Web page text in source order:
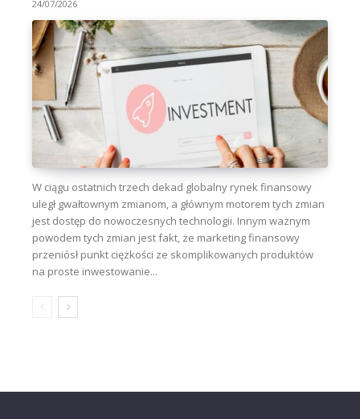
24/07/2026
W ciągu ostatnich trzech dekad globalny rynek finansowy
uległ gwałtownym zmianom, a głównym motorem tych zmian
jest dostęp do nowoczesnych technologii. Innym ważnym
powodem tych zmian jest fakt, że marketing finansowy
przeniósł punkt ciężkości ze skomplikowanych produktów
na proste inwestowanie...